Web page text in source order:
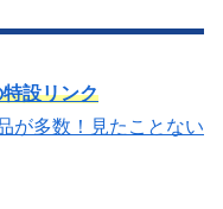
設リンク
が多数！見たことない